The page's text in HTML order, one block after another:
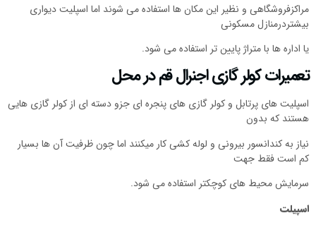
مراکزفروشگاهی و نظیر این مکان ها استفاده می شوند اما اسپلیت دیواری
بیشتردرمنازل مسکونی
یا اداره ها با متراژ پایین تر استفاده می شود.
تعمیرات کولر گازی اجنرال قم در محل
اسپلیت های پرتابل و کولر گازی های پنجره ای جزو دسته ای از کولر گازی هایی
هستند که بدون
نیاز به کندانسور بیرونی و لوله کشی کار میکنند اما چون ظرفیت آن ها بسیار
کم است فقط جهت
سرمایش محیط های کوچکتر استفاده می شود.
اسپیلت